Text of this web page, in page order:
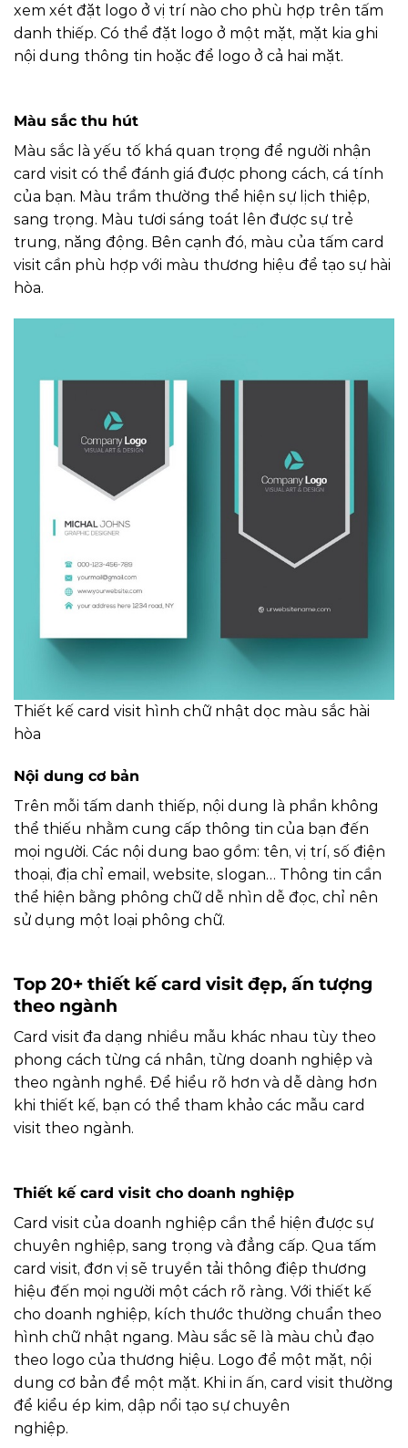
xem xét đặt logo ở vị trí nào cho phù hợp trên tấm
danh thiếp. Có thể đặt logo ở một mặt, mặt kia ghi
nội dung thông tin hoặc để logo ở cả hai mặt.
Màu sắc thu hút
Màu sắc là yếu tố khá quan trọng để người nhận
card visit có thể đánh giá được phong cách, cá tính
của bạn. Màu trầm thường thể hiện sự lịch thiệp,
sang trọng. Màu tươi sáng toát lên được sự trẻ
trung, năng động. Bên cạnh đó, màu của tấm card
visit cần phù hợp với màu thương hiệu để tạo sự hài
hòa.
Thiết kế card visit hình chữ nhật dọc màu sắc hài
hòa
Nội dung cơ bản
Trên mỗi tấm danh thiếp, nội dung là phần không
thể thiếu nhằm cung cấp thông tin của bạn đến
mọi người. Các nội dung bao gồm: tên, vị trí, số điện
thoại, địa chỉ email, website, slogan… Thông tin cần
thể hiện bằng phông chữ dễ nhìn dễ đọc, chỉ nên
sử dụng một loại phông chữ.
Top 20+ thiết kế card visit đẹp, ấn tượng
theo ngành
Card visit đa dạng nhiều mẫu khác nhau tùy theo
phong cách từng cá nhân, từng doanh nghiệp và
theo ngành nghề. Để hiểu rõ hơn và dễ dàng hơn
khi thiết kế, bạn có thể tham khảo các mẫu card
visit theo ngành.
Thiết kế card visit cho doanh nghiệp
Card visit của doanh nghiệp cần thể hiện được sự
chuyên nghiệp, sang trọng và đẳng cấp. Qua tấm
card visit, đơn vị sẽ truyền tải thông điệp thương
hiệu đến mọi người một cách rõ ràng. Với thiết kế
cho doanh nghiệp, kích thước thường chuẩn theo
hình chữ nhật ngang. Màu sắc sẽ là màu chủ đạo
theo logo của thương hiệu. Logo để một mặt, nội
dung cơ bản để một mặt. Khi in ấn, card visit thường
để kiểu ép kim, dập nổi tạo sự chuyên
nghiệp.